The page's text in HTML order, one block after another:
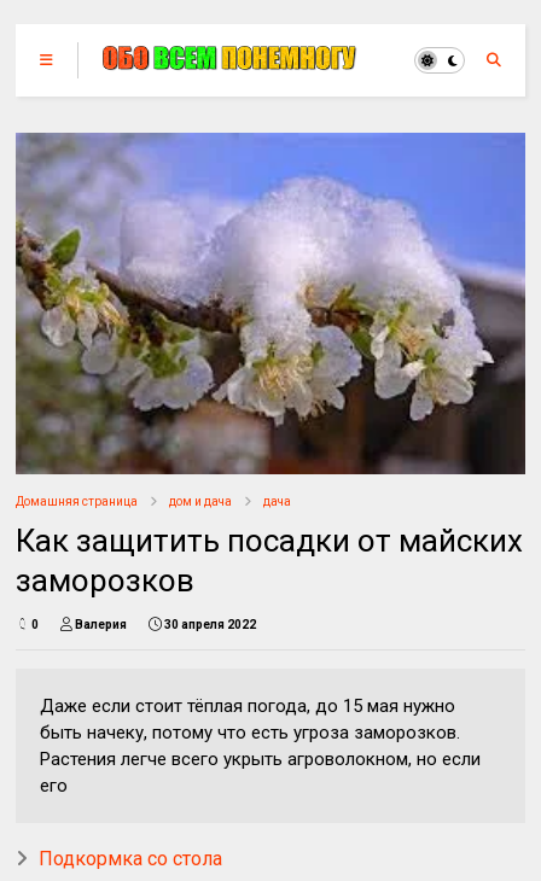
Домашняя страница дом и дача дача
Как защитить посадки от майских
заморозков
0 Валерия 30 апреля 2022
Даже если стоит тёплая погода, до 15 мая нужно
быть начеку, потому что есть угроза заморозков.
Растения легче всего укрыть агроволокном, но если
его
Подкормка со стола